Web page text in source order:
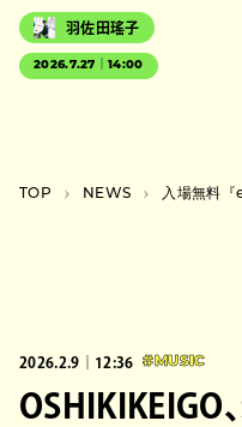
羽佐田瑤子
2026.7.27｜14:00
TOP NEWS 入場無料『exPoP!!!!!』2月はス
2026.2.9｜12:36 #MUSIC
OSHIKIKEIGO